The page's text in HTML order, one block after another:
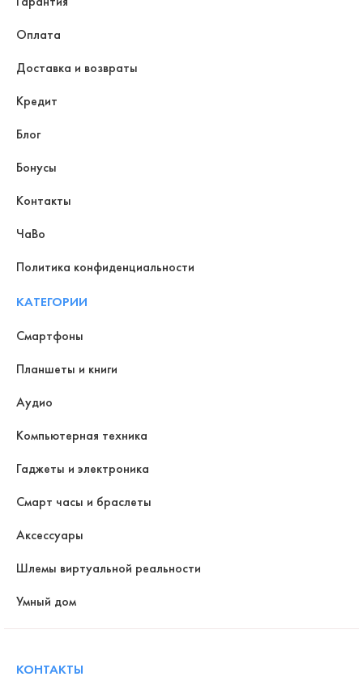
Оплата
Доставка и возвраты
Кредит
Блог
Бонусы
Контакты
ЧаВо
Политика конфиденциальности
КАТЕГОРИИ
Смартфоны
Планшеты и книги
Аудио
Компьютерная техника
Гаджеты и электроника
Смарт часы и браслеты
Аксессуары
Шлемы виртуальной реальности
Умный дом
КОНТАКТЫ